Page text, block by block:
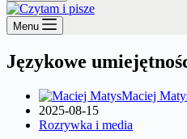
Menu
Językowe
Maciej
2025-08-15
Rozrywka i media